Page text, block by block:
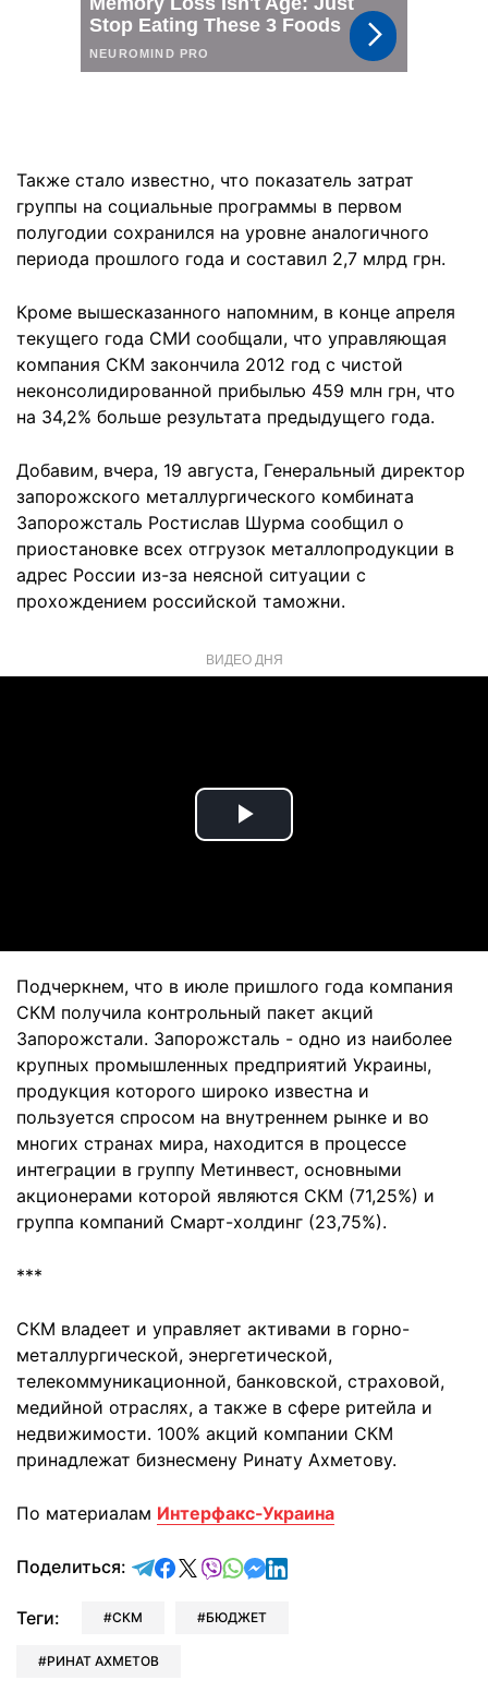
Также стало известно, что показатель затрат
группы на социальные программы в первом
полугодии сохранился на уровне аналогичного
периода прошлого года и составил 2,7 млрд грн.
Кроме вышесказанного напомним, в конце апреля
текущего года СМИ сообщали, что управляющая
компания СКМ закончила 2012 год с чистой
неконсолидированной прибылью 459 млн грн, что
на 34,2% больше результата предыдущего года.
Добавим, вчера, 19 августа, Генеральный директор
запорожского металлургического комбината
Запорожсталь Ростислав Шурма сообщил о
приостановке всех отгрузок металлопродукции в
адрес России из-за неясной ситуации с
прохождением российской таможни.
ВИДЕО ДНЯ
Play
Подчеркнем, что в июле пришлого года компания
СКМ получила контрольный пакет акций
Запорожстали. Запорожсталь - одно из наиболее
крупных промышленных предприятий Украины,
продукция которого широко известна и
пользуется спросом на внутреннем рынке и во
многих странах мира, находится в процессе
интеграции в группу Метинвест, основными
акционерами которой являются СКМ (71,25%) и
группа компаний Смарт-холдинг (23,75%).
***
СКМ владеет и управляет активами в горно-
металлургической, энергетической,
телекоммуникационной, банковской, страховой,
медийной отраслях, а также в сфере ритейла и
недвижимости. 100% акций компании СКМ
принадлежат бизнесмену Ринату Ахметову.
По материалам Интерфакс-Украина
Поделиться: отправить в Telegram
поделиться в Facebook
поделиться в X
отправить в Viber
отправить в Whatsapp
отправить в Messenger
отправить в LinkedIn
Теги: СКМ БЮДЖЕТ
РИНАТ АХМЕТОВ